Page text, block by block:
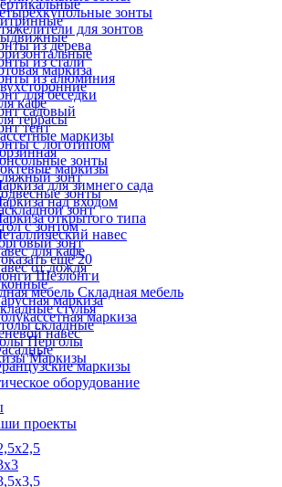
зонты
для зонтов
из дерева
из стали
из алюминия
для беседки
садовый
тент
с логотипом
зонты
зонт
зонты
зонт
с зонтом
зонт
ещё 20
Шезлонги
Складная мебель
стулья
складные
Перголы
Маркизы
проекты
маркиза
кафе
террасы
маркизы
маркизы
для зимнего сада
над входом
открытого типа
навес
для кафе
от дождя
маркиза
маркиза
навес
маркизы
оборудование